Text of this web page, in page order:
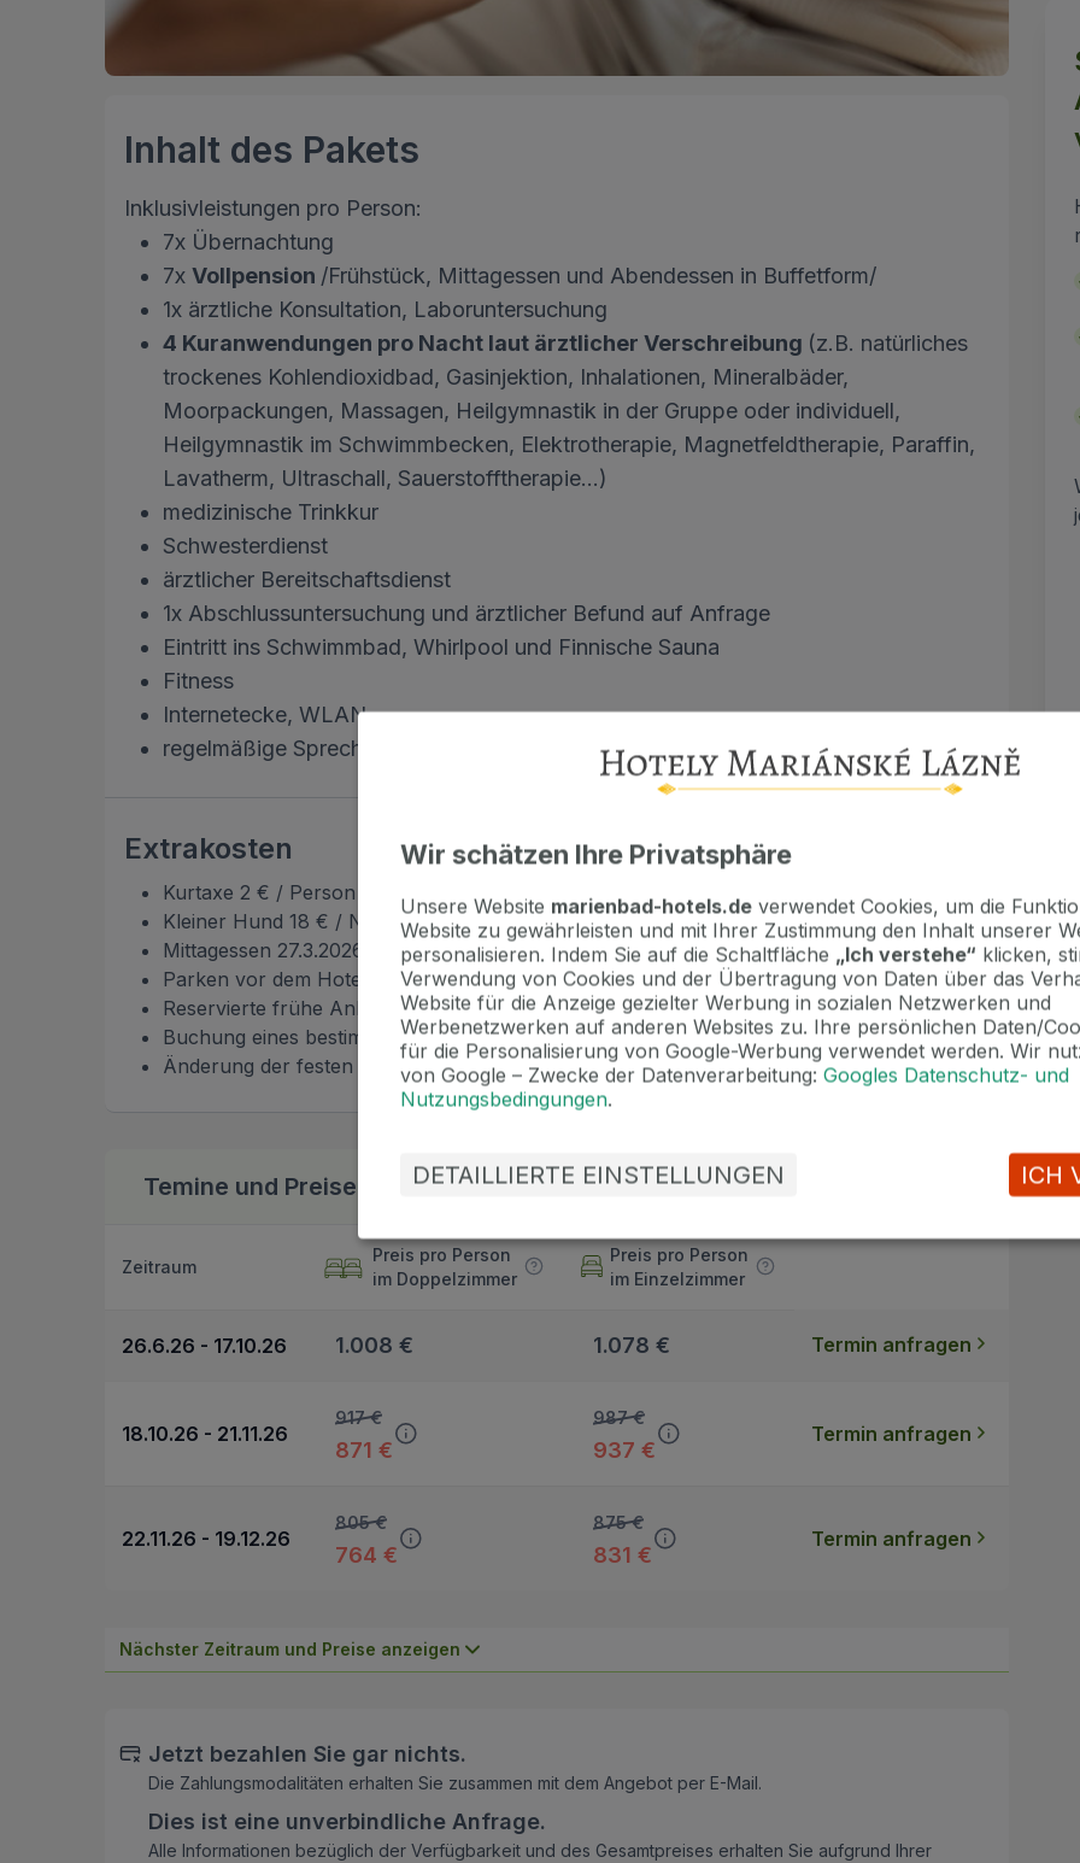
Inhalt des Pakets
Inklusivleistungen pro Person:
7x Übernachtung
7x Vollpension /Frühstück, Mittagessen und Abendessen in Buffetform/
1x ärztliche Konsultation, Laboruntersuchung
4 Kuranwendungen pro Nacht laut ärztlicher Verschreibung (z.B. natürliches
trockenes Kohlendioxidbad, Gasinjektion, Inhalationen, Mineralbäder,
Moorpackungen, Massagen, Heilgymnastik in der Gruppe oder individuell,
Heilgymnastik im Schwimmbecken, Elektrotherapie, Magnetfeldtherapie, Paraffin,
Lavatherm, Ultraschall, Sauerstofftherapie...)
medizinische Trinkkur
Schwesterdienst
ärztlicher Bereitschaftsdienst
1x Abschlussuntersuchung und ärztlicher Befund auf Anfrage
Eintritt ins Schwimmbad, Whirlpool und Finnische Sauna
Fitness
Internetecke, WLAN
regelmäßige Sprechstunden, Vorträge und Kulturprogramme
Extrakosten
Kurtaxe 2 € / Person / Nacht
Kleiner Hund 18 € / Nacht
Mittagessen 27.3.2026-25.3.2027 16 € / Person
Parken vor dem Hotel /Reservierung im Voraus erforderlich/ 10 € / Nacht
Reservierte frühe Ankunft / späte Abreise 30 € / Aufenthalt
Buchung eines bestimmten Zimmers oder Stockwerks 5 € / Person / Nacht
Änderung der festen Reservierung 10 € / Person
Temine und Preise Bonus zur Buchung
Zeitraum
Preis pro Person
im Doppelzimmer
Preis pro Person
im Einzelzimmer
26.6.26 - 17.10.26 1.008 € 1.078 € Termin anfragen
18.10.26 - 21.11.26
917 €
871 €
987 €
937 €
Termin anfragen
22.11.26 - 19.12.26
805 €
764 €
875 €
831 €
Termin anfragen
Nächster Zeitraum und Preise anzeigen
Jetzt bezahlen Sie gar nichts.
Die Zahlungsmodalitäten erhalten Sie zusammen mit dem Angebot per E-Mail.
Dies ist eine unverbindliche Anfrage.
Alle Informationen bezüglich der Verfügbarkeit und des Gesamtpreises erhalten Sie aufgrund Ihrer
Wir schätzen Ihre Privatsphäre
Unsere Website marienbad-hotels.de verwendet Cookies, um die
Website zu gewährleisten und mit Ihrer Zustimmung den Inhalt unserer
personalisieren. Indem Sie auf die Schaltfläche „Ich verstehe“ klicken,
Verwendung von Cookies und der Übertragung von Daten über das
Website für die Anzeige gezielter Werbung in sozialen Netzwerken und
Werbenetzwerken auf anderen Websites zu. Ihre persönlichen Daten/
für die Personalisierung von Google-Werbung verwendet werden. Wir
von Google – Zwecke der Datenverarbeitung: Googles Datenschutz- und
Nutzungsbedingungen.
DETAILLIERTE EINSTELLUNGEN ICH